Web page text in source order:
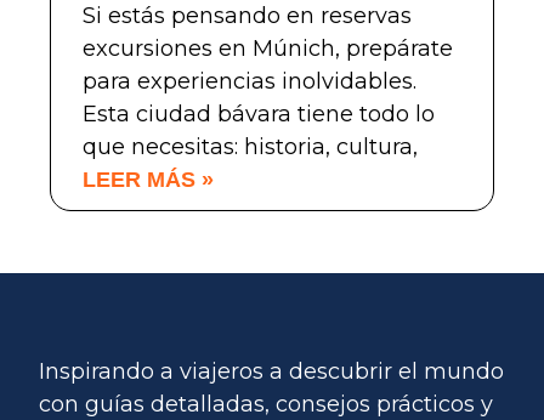
Si estás pensando en reservas
excursiones en Múnich, prepárate
para experiencias inolvidables.
Esta ciudad bávara tiene todo lo
que necesitas: historia, cultura,
LEER MÁS »
Inspirando a viajeros a descubrir el mundo
con guías detalladas, consejos prácticos y